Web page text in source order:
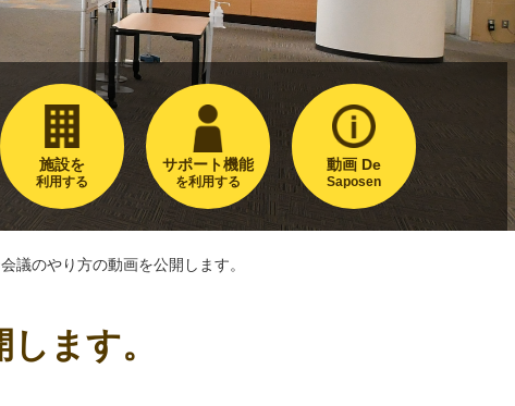
施設を
利用する
サポート機能
を利用する
動画 De
Saposen
議のやり方の動画を公開します。
ます。